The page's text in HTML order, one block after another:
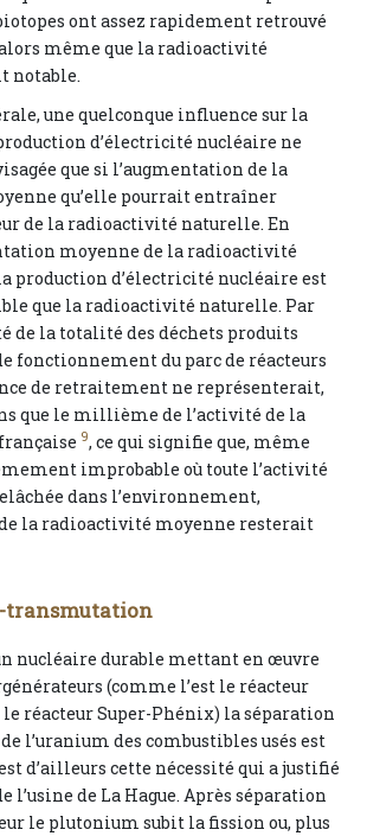
ont assez rapidement retrouvé
même que la radioactivité
notable.
une quelconque influence sur la
d’électricité nucléaire ne
que si l’augmentation de la
qu’elle pourrait entraîner
de la radioactivité naturelle. En
moyenne de la radioactivité
production d’électricité nucléaire est
que la radioactivité naturelle. Par
de la totalité des déchets produits
fonctionnement du parc de réacteurs
de retraitement ne représenterait,
que le millième de l’activité de la
9, ce qui signifie que, même
improbable où toute l’activité
dans l’environnement,
la radioactivité moyenne resterait
transmutation
nucléaire durable mettant en œuvre
(comme l’est le réacteur
réacteur Super-Phénix) la séparation
l’uranium des combustibles usés est
d’ailleurs cette nécessité qui a justifié
l’usine de La Hague. Après séparation
le plutonium subit la fission ou, plus